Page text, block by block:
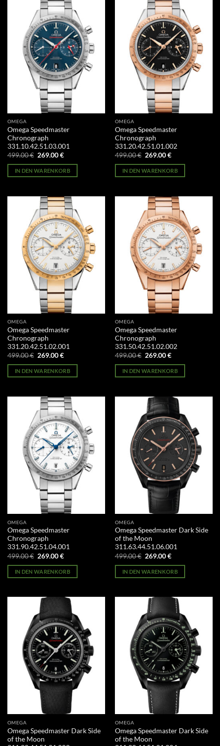
OMEGA
Omega Speedmaster
Chronograph
331.10.42.51.03.001
499.00€ Ursprünglicher
war:
499.00 €
269.00€Aktueller
ist:
269.00 €.
IN DEN WARENKORB
OMEGA
Omega Speedmaster
Chronograph
331.20.42.51.01.002
499.00€ Ursprünglicher
war:
499.00 €
269.00€Aktueller
ist:
269.00 €.
IN DEN WARENKORB
OMEGA
Omega Speedmaster
Chronograph
331.20.42.51.02.001
499.00€ Ursprünglicher
war:
499.00 €
269.00€Aktueller
ist:
269.00 €.
IN DEN WARENKORB
OMEGA
Omega Speedmaster
Chronograph
331.50.42.51.02.002
499.00€ Ursprünglicher
war:
499.00 €
269.00€Aktueller
ist:
269.00 €.
IN DEN WARENKORB
OMEGA
Omega Speedmaster
Chronograph
331.90.42.51.04.001
499.00€ Ursprünglicher
war:
499.00 €
269.00€Aktueller
ist:
269.00 €.
IN DEN WARENKORB
OMEGA
Omega Speedmaster Dark Side
of the Moon
311.63.44.51.06.001
499.00€ Ursprünglicher
war:
499.00 €
269.00€Aktueller
ist:
269.00 €.
IN DEN WARENKORB
OMEGA
Omega Speedmaster Dark Side
of the Moon
OMEGA
Omega Speedmaster Dark Side
of the Moon